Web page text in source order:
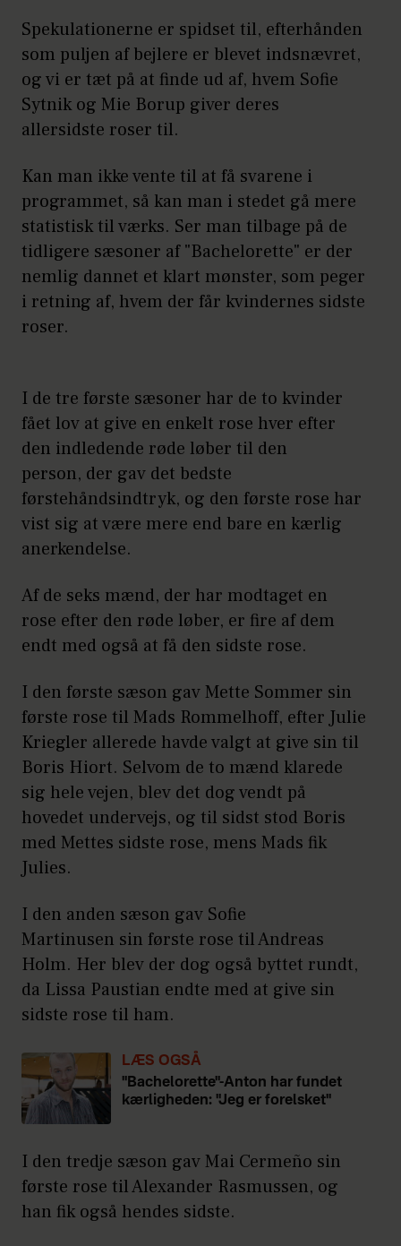
Spekulationerne er spidset til, efterhånden
som puljen af bejlere er blevet indsnævret,
og vi er tæt på at finde ud af, hvem Sofie
Sytnik og Mie Borup giver deres
allersidste roser til.
Kan man ikke vente til at få svarene i
programmet, så kan man i stedet gå mere
statistisk til værks. Ser man tilbage på de
tidligere sæsoner af "Bachelorette" er der
nemlig dannet et klart mønster, som peger
i retning af, hvem der får kvindernes sidste
roser.
I de tre første sæsoner har de to kvinder
fået lov at give en enkelt rose hver efter
den indledende røde løber til den
person, der gav det bedste
førstehåndsindtryk, og den første rose har
vist sig at være mere end bare en kærlig
anerkendelse.
Af de seks mænd, der har modtaget en
rose efter den røde løber, er fire af dem
endt med også at få den sidste rose.
I den første sæson gav Mette Sommer sin
første rose til Mads Rommelhoff, efter Julie
Kriegler allerede havde valgt at give sin til
Boris Hiort. Selvom de to mænd klarede
sig hele vejen, blev det dog vendt på
hovedet undervejs, og til sidst stod Boris
med Mettes sidste rose, mens Mads fik
Julies.
I den anden sæson gav Sofie
Martinusen sin første rose til Andreas
Holm. Her blev der dog også byttet rundt,
da Lissa Paustian endte med at give sin
sidste rose til ham.
LÆS OGSÅ
"Bachelorette"-Anton har fundet
kærligheden: "Jeg er forelsket"
I den tredje sæson gav Mai Cermeño sin
første rose til Alexander Rasmussen, og
han fik også hendes sidste.